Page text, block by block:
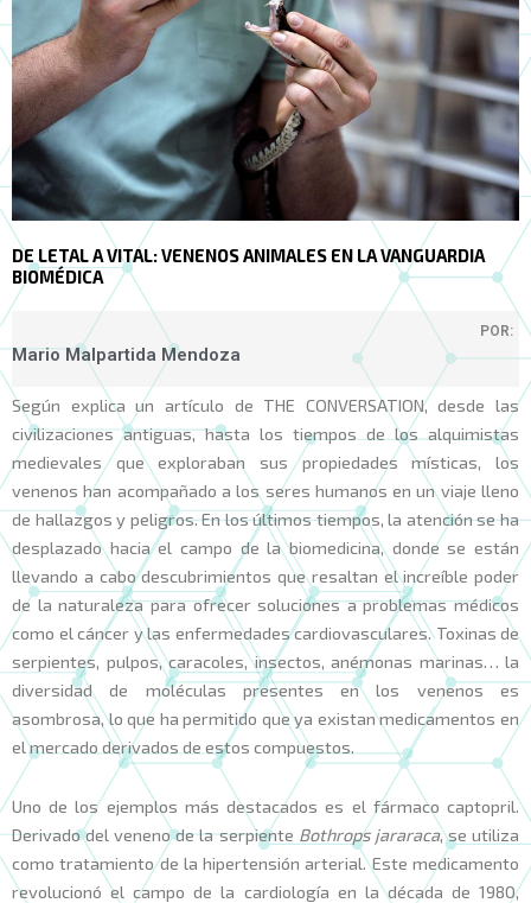
DE LETAL A VITAL: VENENOS ANIMALES EN LA VANGUARDIA
BIOMÉDICA
POR:
Mario Malpartida Mendoza
Según explica un artículo de THE CONVERSATION, desde las
civilizaciones antiguas, hasta los tiempos de los alquimistas
medievales que exploraban sus propiedades místicas, los
venenos han acompañado a los seres humanos en un viaje lleno
de hallazgos y peligros. En los últimos tiempos, la atención se ha
desplazado hacia el campo de la biomedicina, donde se están
llevando a cabo descubrimientos que resaltan el increíble poder
de la naturaleza para ofrecer soluciones a problemas médicos
como el cáncer y las enfermedades cardiovasculares. Toxinas de
serpientes, pulpos, caracoles, insectos, anémonas marinas… la
diversidad de moléculas presentes en los venenos es
asombrosa, lo que ha permitido que ya existan medicamentos en
el mercado derivados de estos compuestos.
Uno de los ejemplos más destacados es el fármaco captopril.
Derivado del veneno de la serpiente Bothrops jararaca, se utiliza
como tratamiento de la hipertensión arterial. Este medicamento
revolucionó el campo de la cardiología en la década de 1980,